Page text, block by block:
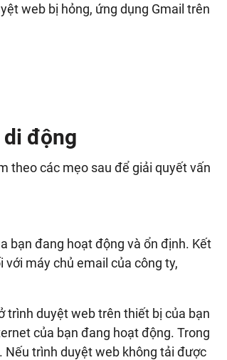
web bị hỏng, ứng dụng Gmail trên
động
theo các mẹo sau để giải quyết vấn
bạn đang hoạt động và ổn định. Kết
máy chủ email của công ty,
trình duyệt web trên thiết bị của bạn
của bạn đang hoạt động. Trong
Nếu trình duyệt web không tải được